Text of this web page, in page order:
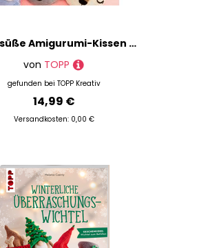
Supersüße Amigurumi-Kissen häkeln
von TOPP
gefunden bei TOPP Kreativ
14,99 €
Versandkosten: 0,00 €